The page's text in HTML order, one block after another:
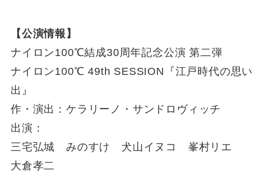
【公演情報】
ナイロン100℃結成30周年記念公演 第二弾
ナイロン100℃ 49th SESSION『江戸時代の思い
出』
作・演出：ケラリーノ・サンドロヴィッチ
出演：
三宅弘城 みのすけ 犬山イヌコ 峯村リエ
大倉孝二